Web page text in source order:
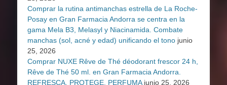
Comprar la rutina antimanchas estrella de La Roche-
Posay en Gran Farmacia Andorra se centra en la
gama Mela B3, Melasyl y Niacinamida. Combate
manchas (sol, acné y edad) unificando el tono junio
25, 2026
Comprar NUXE Rêve de Thé déodorant frescor 24 h,
Rêve de Thé 50 ml. en Gran Farmacia Andorra.
REFRESCA. PROTEGE. PERFUMA junio 25, 2026